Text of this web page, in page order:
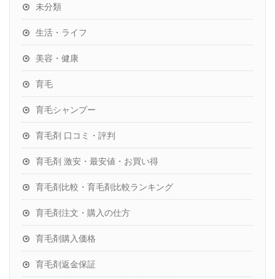
未分類
生活・ライフ
美容・健康
育毛
育毛シャンプー
育毛剤 口コミ・評判
育毛剤 激安・最安値・お買い得
育毛剤比較・育毛剤比較ランキング
育毛剤注文・購入の仕方
育毛剤購入価格
育毛剤返金保証